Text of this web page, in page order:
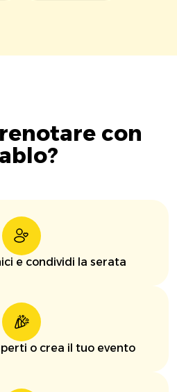
con
e condividi la serata
o crea il tuo evento